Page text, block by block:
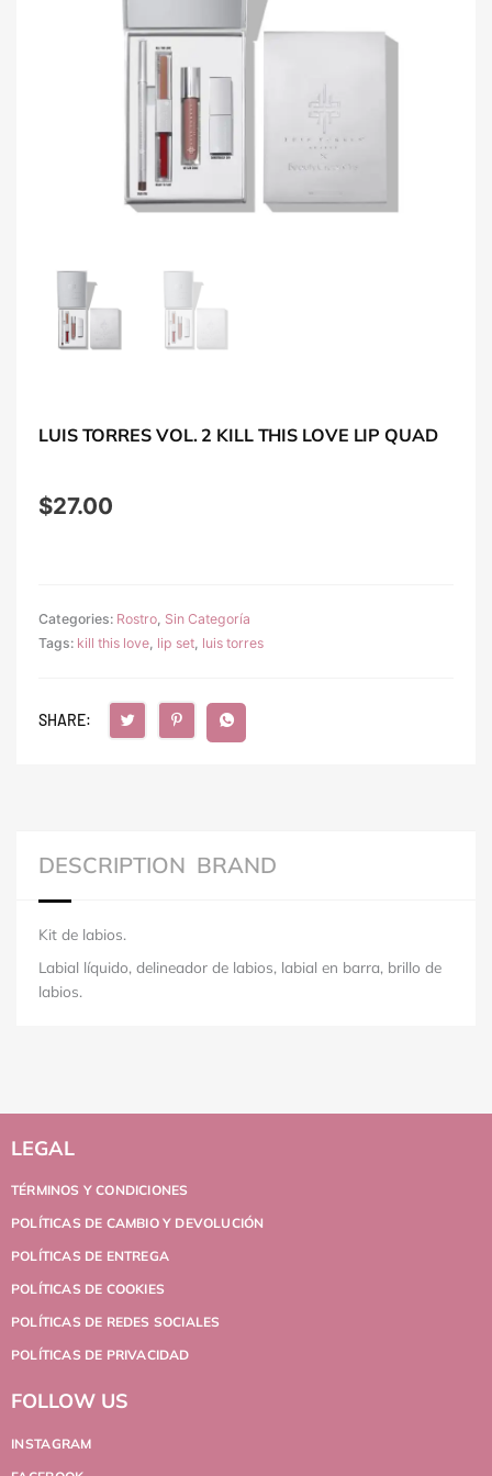
LUIS TORRES VOL. 2 KILL THIS LOVE LIP QUAD
$27.00
Categories: Rostro Sin Categoría
Tags: kill this love lip set luis torres
SHARE:
DESCRIPTION BRAND
Kit de labios.
Labial líquido, delineador de labios, labial en barra, brillo de
labios.
LEGAL
TÉRMINOS Y CONDICIONES
POLÍTICAS DE CAMBIO Y DEVOLUCIÓN
POLÍTICAS DE ENTREGA
POLÍTICAS DE COOKIES
POLÍTICAS DE REDES SOCIALES
POLÍTICAS DE PRIVACIDAD
FOLLOW US
INSTAGRAM